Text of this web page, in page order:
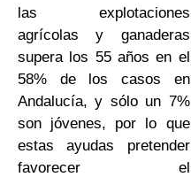
las explotaciones
agrícolas y ganaderas
supera los 55 años en el
58% de los casos en
Andalucía, y sólo un 7%
son jóvenes, por lo que
estas ayudas pretender
favorecer el